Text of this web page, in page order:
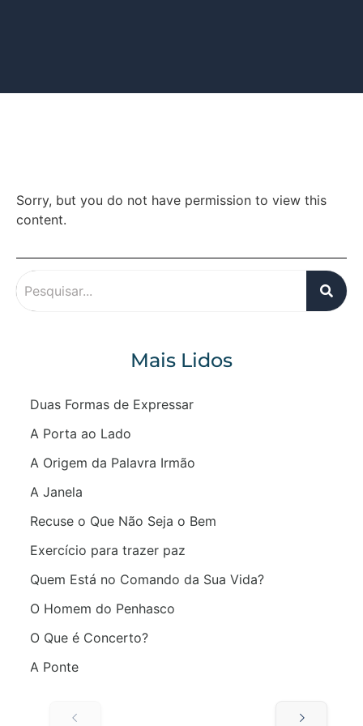
Sorry, but you do not have permission to view this
content.
Mais Lidos
Duas Formas de Expressar
A Porta ao Lado
A Origem da Palavra Irmão
A Janela
Recuse o Que Não Seja o Bem
Exercício para trazer paz
Quem Está no Comando da Sua Vida?
O Homem do Penhasco
O Que é Concerto?
A Ponte